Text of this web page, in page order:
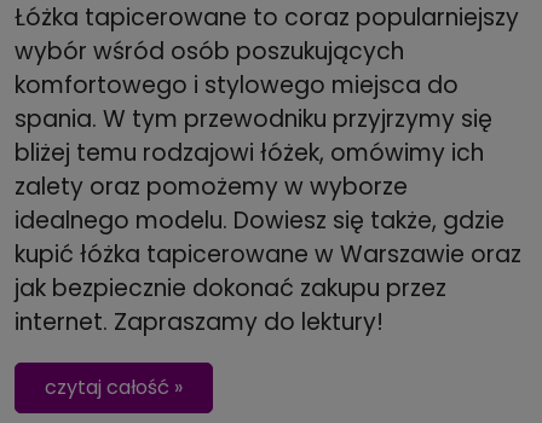
Łóżka tapicerowane to coraz popularniejszy
wybór wśród osób poszukujących
komfortowego i stylowego miejsca do
spania. W tym przewodniku przyjrzymy się
bliżej temu rodzajowi łóżek, omówimy ich
zalety oraz pomożemy w wyborze
idealnego modelu. Dowiesz się także, gdzie
kupić łóżka tapicerowane w Warszawie oraz
jak bezpiecznie dokonać zakupu przez
internet. Zapraszamy do lektury!
czytaj całość »